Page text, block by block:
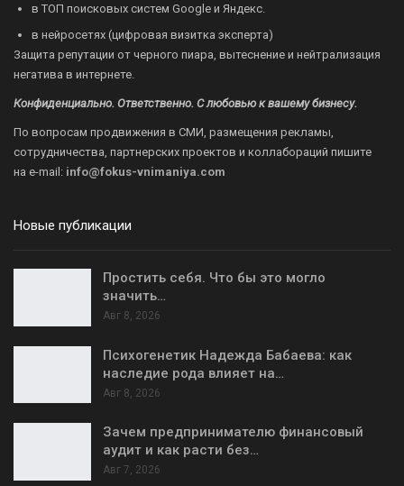
в ТОП поисковых систем Google и Яндекс.
в нейросетях (цифровая визитка эксперта)
Защита репутации от черного пиара, вытеснение и нейтрализация
негатива в интернете.
Конфиденциально. Ответственно. С любовью к вашему бизнесу.
По вопросам продвижения в СМИ, размещения рекламы,
сотрудничества, партнерских проектов и коллабораций пишите
на e-mail: info@fokus-vnimaniya.com
Новые публикации
Простить себя. Что бы это могло
значить…
Авг 8, 2026
Психогенетик Надежда Бабаева: как
наследие рода влияет на…
Авг 8, 2026
Зачем предпринимателю финансовый
аудит и как расти без…
Авг 7, 2026